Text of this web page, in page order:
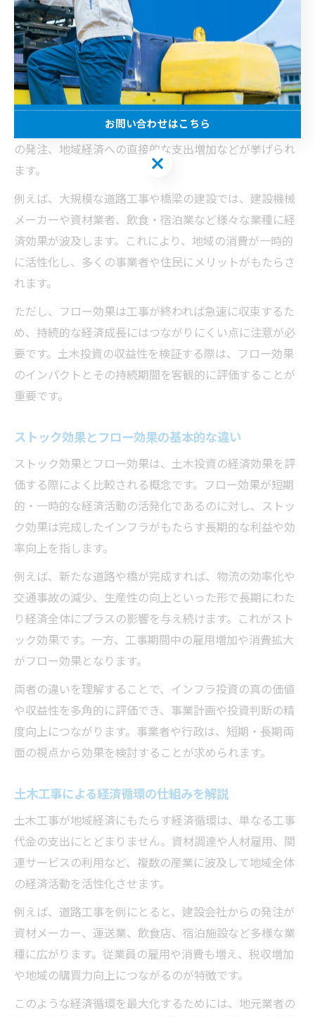
底解説
土木業界で注目されるフロー効果の特徴
土木業界におけるフロー効果とは、インフラ投資や土木
工事がもたらす短期的な経済波及効果を指します。具体
的には、工事期間中に発生する雇用の創出や関連産業へ
の発注、地域経済への直接的な支出増加などが挙げられ
ます。
例えば、大規模な道路工事や橋梁の建設では、建設機械
メーカーや資材業者、飲食・宿泊業など様々な業種に経
済効果が波及します。これにより、地域の消費が一時的
に活性化し、多くの事業者や住民にメリットがもたらさ
れます。
ただし、フロー効果は工事が終われば急速に収束するた
め、持続的な経済成長にはつながりにくい点に注意が必
要です。土木投資の収益性を検証する際は、フロー効果
のインパクトとその持続期間を客観的に評価することが
重要です。
ストック効果とフロー効果の基本的な違い
ストック効果とフロー効果は、土木投資の経済効果を評
価する際によく比較される概念です。フロー効果が短期
的・一時的な経済活動の活発化であるのに対し、ストッ
ク効果は完成したインフラがもたらす長期的な利益や効
率向上を指します。
例えば、新たな道路や橋が完成すれば、物流の効率化や
交通事故の減少、生産性の向上といった形で長期にわた
り経済全体にプラスの影響を与え続けます。これがスト
ック効果です。一方、工事期間中の雇用増加や消費拡大
がフロー効果となります。
両者の違いを理解することで、インフラ投資の真の価値
や収益性を多角的に評価でき、事業計画や投資判断の精
度向上につながります。事業者や行政は、短期・長期両
面の視点から効果を検討することが求められます。
土木工事による経済循環の仕組みを解説
土木工事が地域経済にもたらす経済循環は、単なる工事
代金の支出にとどまりません。資材調達や人材雇用、関
連サービスの利用など、複数の産業に波及して地域全体
の経済活動を活性化させます。
例えば、道路工事を例にとると、建設会社からの発注が
資材メーカー、運送業、飲食店、宿泊施設など多様な業
種に広がります。従業員の雇用や消費も増え、税収増加
や地域の購買力向上につながるのが特徴です。
このような経済循環を最大化するためには、地元業者の
お問い合わせはこちら
お問い合わせはこちら